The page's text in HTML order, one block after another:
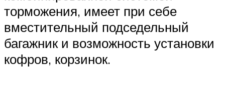
торможения, имеет при себе
вместительный подседельный
багажник и возможность установки
кофров, корзинок.